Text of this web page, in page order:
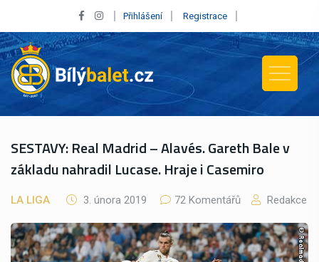
Přihlášení Registrace
SESTAVY: Real Madrid – Alavés. Gareth Bale v
základu nahradil Lucase. Hraje i Casemiro
LA LIGA 3. února 2019 72 Komentářů Redakce